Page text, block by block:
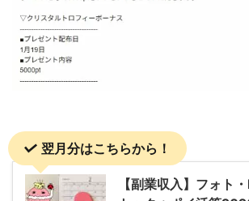
翌月分はこちらから！
【副業収入】フォト